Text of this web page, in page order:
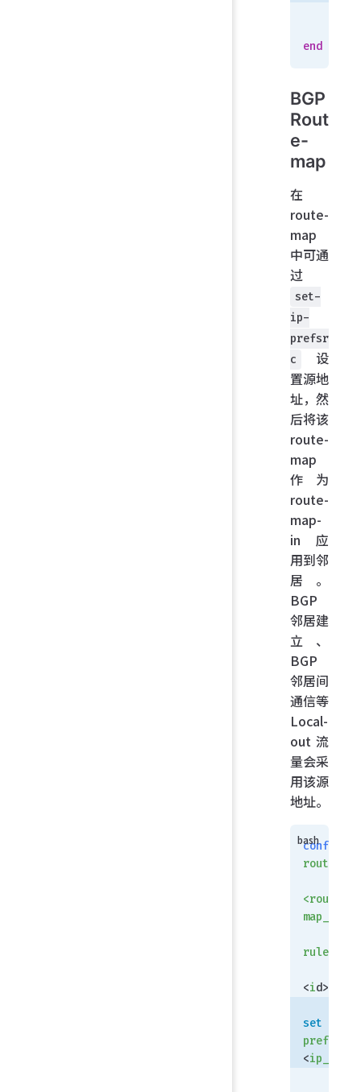
end
BGP
Rout
e-
map
在
route-
map
中可通
过
set-
ip-
prefsr
c
设
置源地
址，然
后将该
route-
map
作为
route-
map-
in 应
用到邻
居。
BGP
邻居建
立、
BGP
邻居间
通信等
Local-
out 流
量会采
用该源
地址。
config
route-map
<route-
rule
<id>
set
prefsrc
<